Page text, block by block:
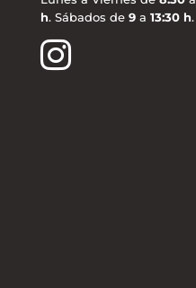
h. Sábados de 9a 13:30 h.